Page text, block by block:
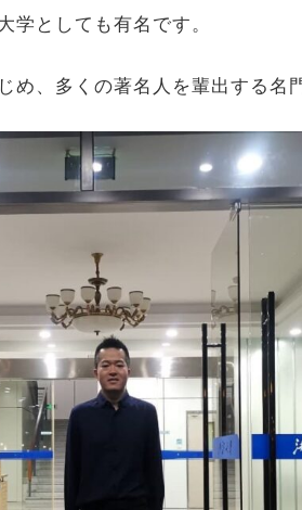
学としても有名です。
め、多くの著名人を輩出する名